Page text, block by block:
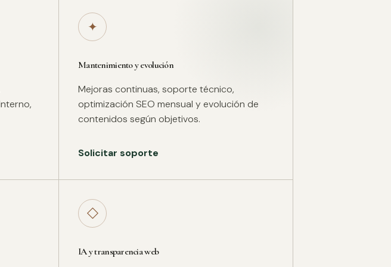
✦
Mantenimiento y evolución
Mejoras continuas, soporte técnico,
optimización SEO mensual y evolución de
contenidos según objetivos.
Solicitar soporte
◇
IA y transparencia web